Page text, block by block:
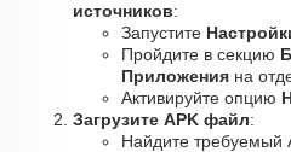
источников:
Запустите
Пройдите в секцию
Приложения на
Активируйте опцию
Загрузите APK файл:
Найдите требуемый